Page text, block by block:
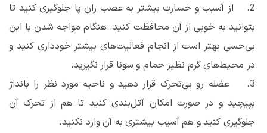
2. از آسیب و خسارت بیشتر به عصب ران پا جلوگیری کنید تا
بتوانید به خوبی از آن محافظت کنید. هنگام مواجه شدن با این
بی‌حسی بهتر است از انجام فعالیت‌های بیشتر خودداری کنید و
در محیط‌های گرم نظیر حمام و سونا قرار نگیرید.
3. عضله رو بی‌تحرک قرار دهید و ناحیه مورد نظر را بانداژ
بپیچید و در صورت امکان آتل‌بندی کنید تا هم از تحرک آن
جلوگیری کنید و هم آسیب بیشتری به آن وارد نکنید.